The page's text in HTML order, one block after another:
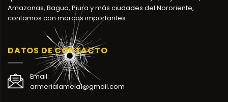
Amazonas, Bagua, Piura y más ciudades del Nororiente,
contamos con marcas importantes
DATOS DE CONTACTO
Email:
armerialamela1@gmail.com